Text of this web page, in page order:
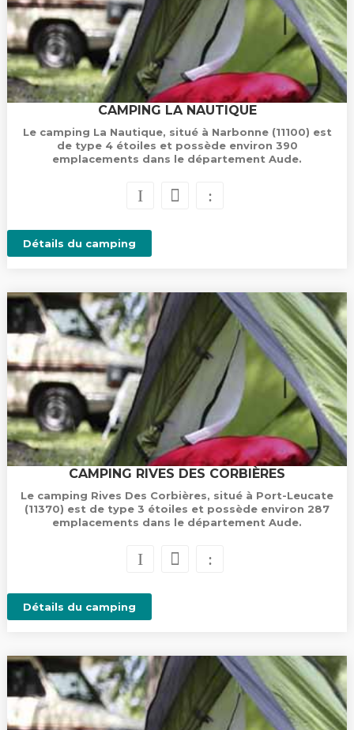
CAMPING LA NAUTIQUE
Le camping La Nautique, situé à Narbonne (11100) est
de type 4 étoiles et possède environ 390
emplacements dans le département Aude.
Détails du camping
CAMPING RIVES DES CORBIÈRES
Le camping Rives Des Corbières, situé à Port-Leucate
(11370) est de type 3 étoiles et possède environ 287
emplacements dans le département Aude.
Détails du camping